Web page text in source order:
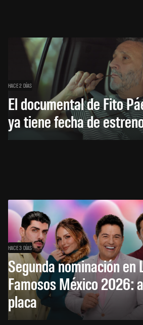
HACE 2 DÍAS
El documental de Fito
ya tiene fecha de
HACE 3 DÍAS
Segunda nominación en
Famosos México 2026:
placa